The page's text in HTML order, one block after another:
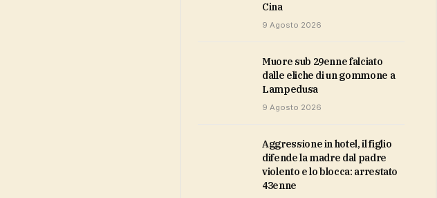
Cina
9 Agosto 2026
Muore sub 29enne falciato
dalle eliche di un gommone a
Lampedusa
9 Agosto 2026
Aggressione in hotel, il figlio
difende la madre dal padre
violento e lo blocca: arrestato
43enne